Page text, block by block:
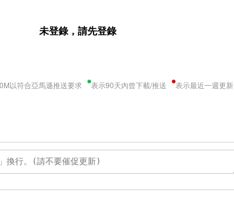
未登錄，請先登錄
以符合亞馬遜推送要求 表示90天內曾下載/推送 表示最近一週更新